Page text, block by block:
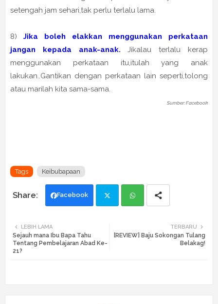
setengah jam sehari,tak perlu terlalu lama.
8) Jika boleh elakkan menggunakan perkataan
jangan kepada anak-anak. Jikalau terlalu kerap
menggunakan perkataan itu,itulah yang anak
lakukan..Gantikan dengan perkataan lain seperti,tolong
atau marilah kita sama-sama.
Sumber: Facebook
Tags Keibubapaan
Facebook
ats
TERBARU
[REVIEW] Baju Sokongan Tulang
Belakag!
LEBIH LAMA
Sejauh mana Ibu Bapa Tahu
Tentang Pembelajaran Abad Ke-
21?